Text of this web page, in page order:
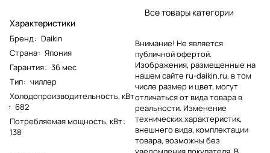
Характеристики
Бренд: Daikin
Страна: Япония
Гарантия: 36 мес
Тип: чиллер
Холодопроизводительность, кВт
: 682
Потребляемая мощность, кВт:
138
Все товары категории
Внимание! Не является
публичной офертой.
Изображения, размещенные на
нашем сайте ru-daikin.ru, в том
числе размер и цвет, могут
отличаться от вида товара в
реальности. Изменение
технических характеристик,
внешнего вида, комплектации
товара, возможны без